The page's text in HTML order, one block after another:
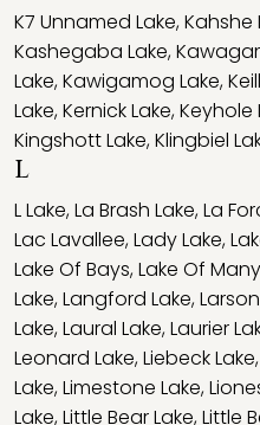
K7 Unnamed Lake,Kahshe
Kashegaba Lake,
Lake,Kawigamog Lake,
Lake,Kernick Lake,Keyhole
Kingshott Lake,Klingbiel
L
L Lake,La Brash Lake,La
Lac Lavallee,Lady Lake,
Lake Of Bays,Lake Of
Lake,Langford Lake,
Lake,Laural Lake,Laurier
Leonard Lake,Liebeck Lake,
Lake,Limestone Lake,
Lake,Little Bear Lake,Little